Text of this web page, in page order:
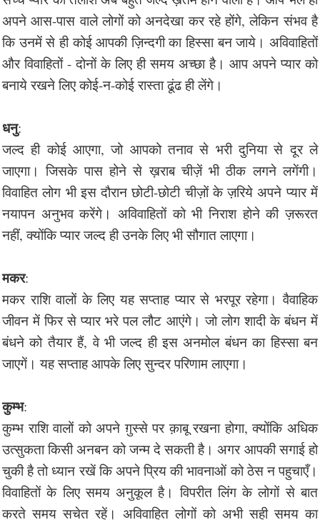
अपने आस-पास वाले लोगों को अनदेखा कर रहे होंगे, लेकिन संभव है
कि उनमें से ही कोई आपकी ज़िन्दगी का हिस्सा बन जाये। अविवाहितों
और विवाहितों - दोनों के लिए ही समय अच्छा है। आप अपने प्यार को
बनाये रखने लिए कोई-न-कोई रास्ता ढूंढ ही लेंगे।
धनु:
जल्द ही कोई आएगा, जो आपको तनाव से भरी दुनिया से दूर ले
जाएगा। जिसके पास होने से ख़राब चीज़ें भी ठीक लगने लगेंगी।
विवाहित लोग भी इस दौरान छोटी-छोटी चीज़ों के ज़रिये अपने प्यार में
नयापन अनुभव करेंगे। अविवाहितों को भी निराश होने की ज़रूरत
नहीं, क्योंकि प्यार जल्द ही उनके लिए भी सौगात लाएगा।
मकर:
मकर राशि वालों के लिए यह सप्ताह प्यार से भरपूर रहेगा। वैवाहिक
जीवन में फिर से प्यार भरे पल लौट आएंगे। जो लोग शादी के बंधन में
बंधने को तैयार हैं, वे भी जल्द ही इस अनमोल बंधन का हिस्सा बन
जाएगें। यह सप्ताह आपके लिए सुन्दर परिणाम लाएगा।
कुम्भ:
कुम्भ राशि वालों को अपने ग़ुस्से पर क़ाबू रखना होगा, क्योंकि अधिक
उत्सुकता किसी अनबन को जन्म दे सकती है। अगर आपकी सगाई हो
चुकी है तो ध्यान रखें कि अपने प्रिय की भावनाओं को ठेस न पहुचाएँ।
विवाहितों के लिए समय अनुकूल है। विपरीत लिंग के लोगों से बात
करते समय सचेत रहें। अविवाहित लोगों को अभी सही समय का